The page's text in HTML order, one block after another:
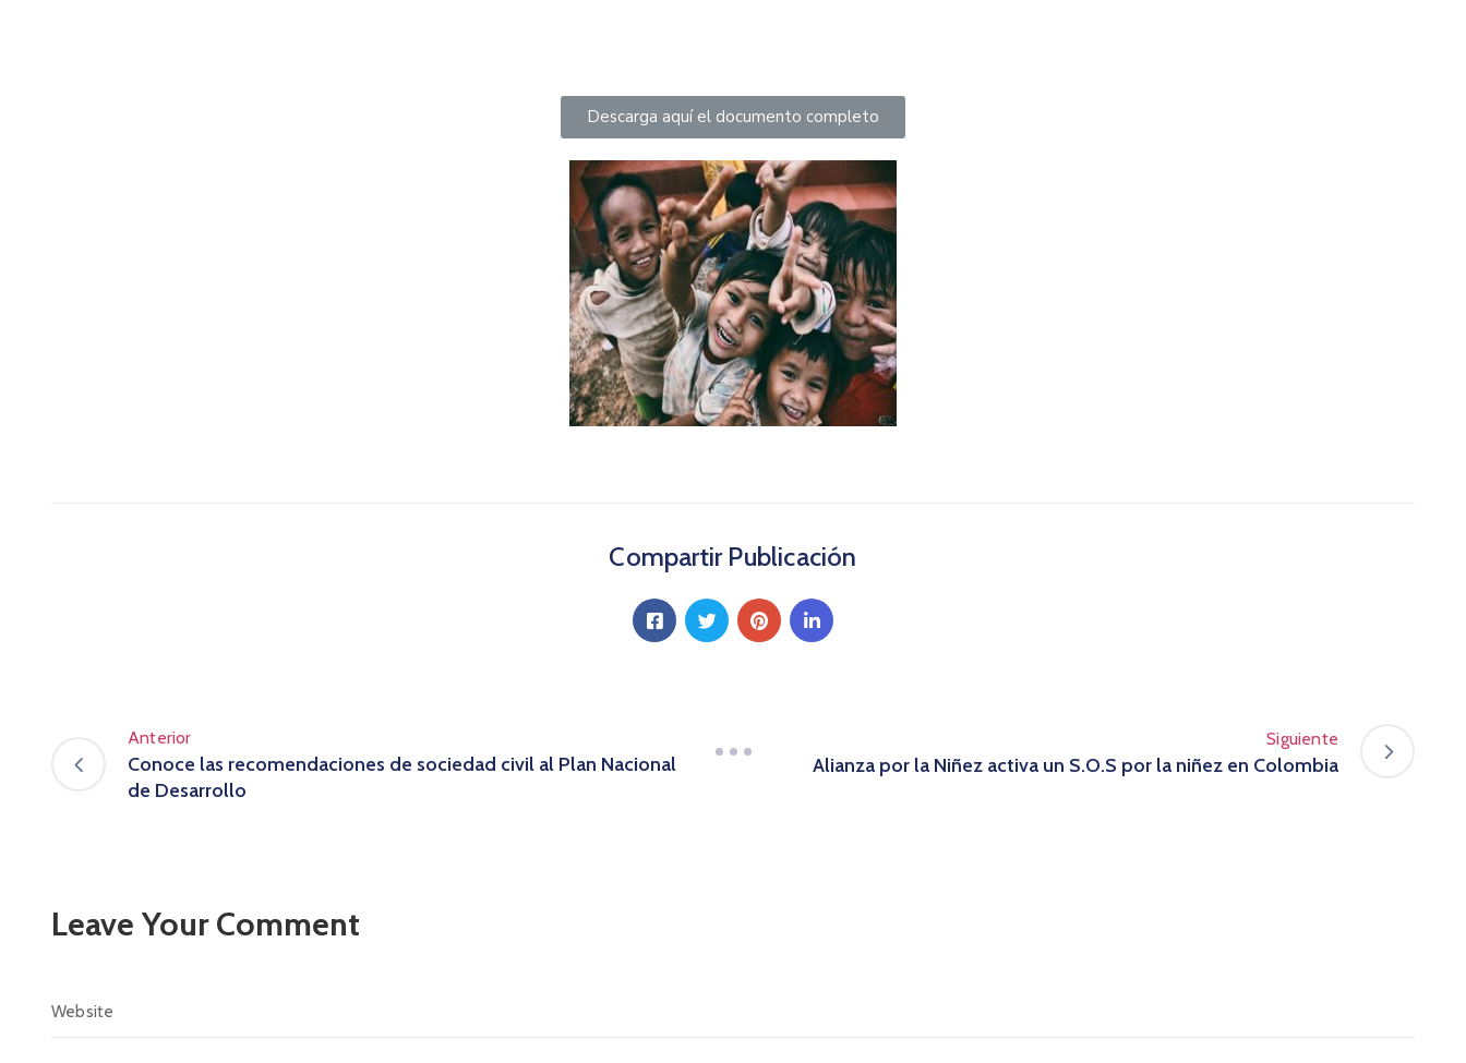
Descarga aquí el documento completo
Compartir Publicación
Anterior
Conoce las recomendaciones de sociedad civil al Plan Nacional
de Desarrollo
Siguiente
Alianza por la Niñez activa un S.O.S por la niñez en Colombia
Leave Your Comment